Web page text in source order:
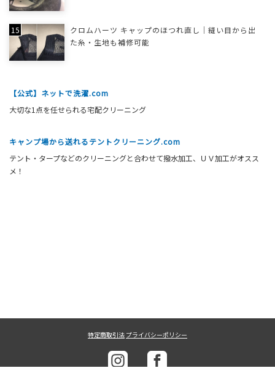
クロムハーツ キャップのほつれ直し｜縫い目から出
た糸・生地も補修可能
【公式】ネットで洗濯.com
大切な1点を任せられる宅配クリーニング
キャンプ場から送れるテントクリーニング.com
テント・タープなどのクリーニングと合わせて撥水加工、ＵＶ加工がオスス
メ！
特定商取引法 プライバシーポリシー